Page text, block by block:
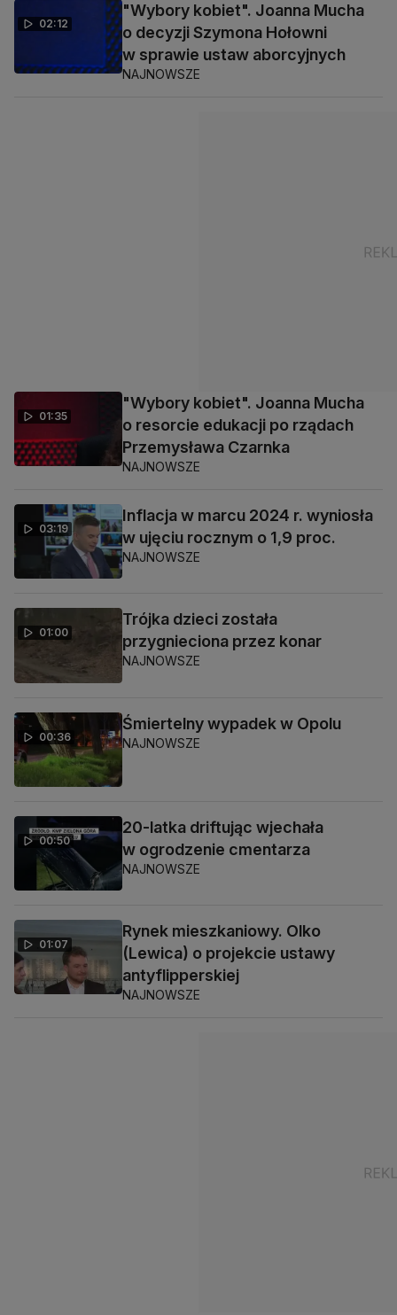
02:12
"Wybory kobiet". Joanna Mucha
o decyzji Szymona Hołowni
w sprawie ustaw aborcyjnych
NAJNOWSZE
01:35
"Wybory kobiet". Joanna Mucha
o resorcie edukacji po rządach
Przemysława Czarnka
NAJNOWSZE
03:19
Inflacja w marcu 2024 r. wyniosła
w ujęciu rocznym o 1,9 proc.
NAJNOWSZE
01:00
Trójka dzieci została
przygnieciona przez konar
NAJNOWSZE
00:36
Śmiertelny wypadek w Opolu
NAJNOWSZE
00:50
20-latka driftując wjechała
w ogrodzenie cmentarza
NAJNOWSZE
01:07
Rynek mieszkaniowy. Olko
(Lewica) o projekcie ustawy
antyflipperskiej
NAJNOWSZE